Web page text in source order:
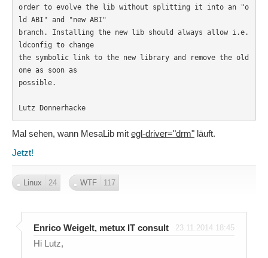
order to evolve the lib without splitting it into an "o
ld ABI" and "new ABI"
branch. Installing the new lib should always allow i.e.
ldconfig to change
the symbolic link to the new library and remove the old
one as soon as
possible.
Lutz Donnerhacke
Mal sehen, wann MesaLib mit egl-driver="drm" läuft.
Jetzt!
Linux 24 WTF 117
Enrico Weigelt, metux IT consult 23.11.2014 18:45
Hi Lutz,